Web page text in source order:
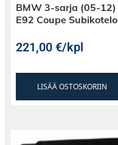
BMW 3-sarja (05-12)
E92 Coupe Subikotelo
221,00€/kpl
LISÄÄ OSTOSKORIIN